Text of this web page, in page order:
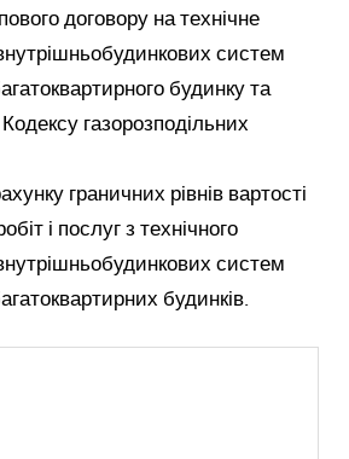
договору на технічне
систем
будинку та
газорозподільних
граничних рівнів вартості
і послуг з технічного
систем
будинків.